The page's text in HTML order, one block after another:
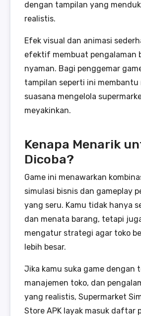
dengan tampilan yang
realistis.
Efek visual dan animasi
efektif membuat pengalaman
nyaman. Bagi penggemar
tampilan seperti ini membantu
suasana mengelola
meyakinkan.
Kenapa Menarik
Dicoba?
Game ini menawarkan
simulasi bisnis dan gameplay
yang seru. Kamu tidak hanya
dan menata barang, tetapi
mengatur strategi agar toko
lebih besar.
Jika kamu suka game dengan
manajemen toko, dan
yang realistis, Supermarket
Store APK layak masuk daftar